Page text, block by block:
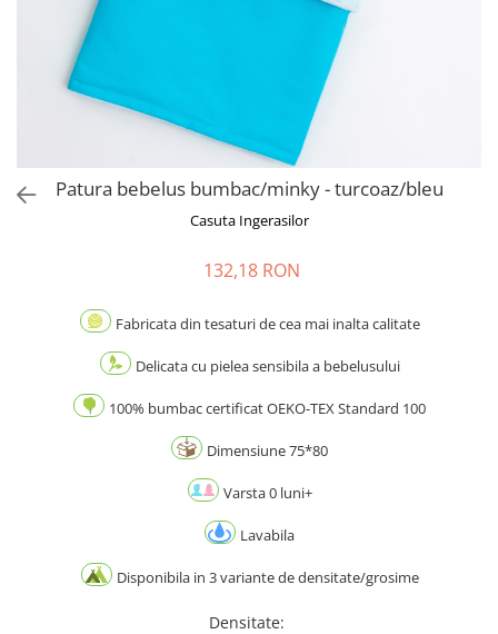
Patura bebelus bumbac/minky - turcoaz/bleu
Casuta Ingerasilor
132,18 RON
Fabricata din tesaturi de cea mai inalta calitate
Delicata cu pielea sensibila a bebelusului
100% bumbac certificat OEKO-TEX Standard 100
Dimensiune 75*80
Varsta 0 luni+
Lavabila
Disponibila in 3 variante de densitate/grosime
Densitate: